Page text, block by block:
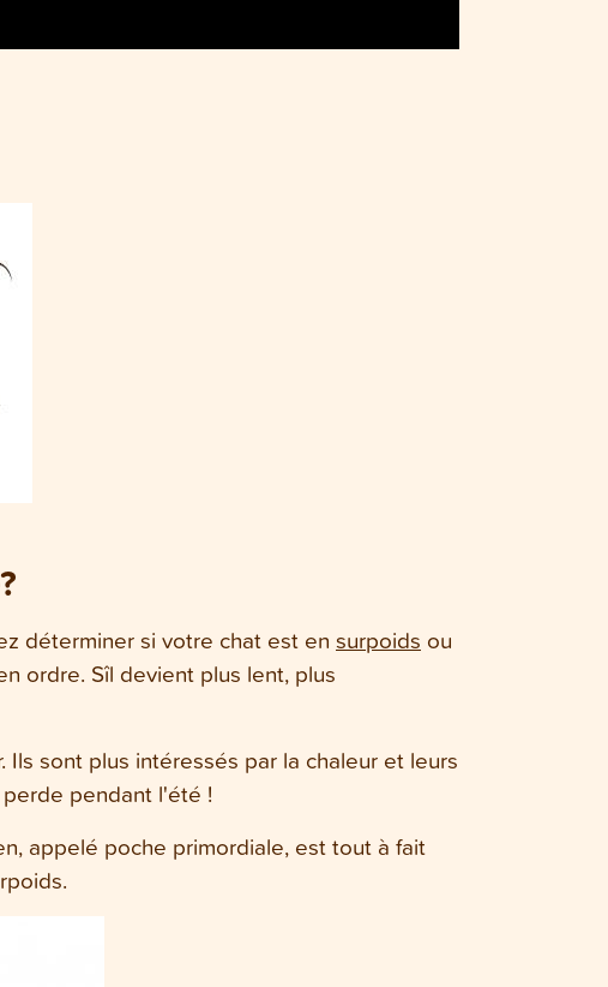
déterminer si votre chat est en surpoids ou
ordre. Sîl devient plus lent, plus
sont plus intéressés par la chaleur et leurs
pendant l'été !
appelé poche primordiale, est tout à fait